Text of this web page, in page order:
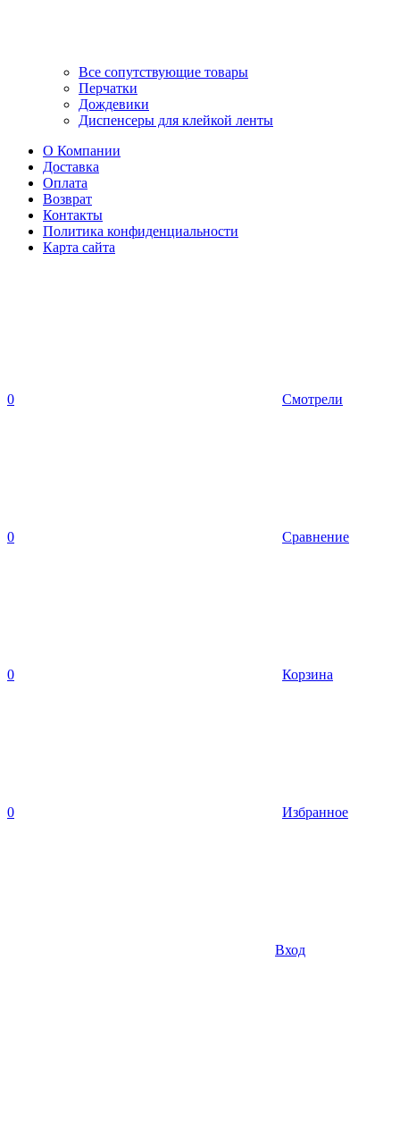
Все сопутствующие товары
Перчатки
Дождевики
Диспенсеры для клейкой ленты
О Компании
Доставка
Оплата
Возврат
Контакты
Политика конфиденциальности
Карта сайта
0 Смотрели
0 Сравнение
0 Корзина
0 Избранное
Вход